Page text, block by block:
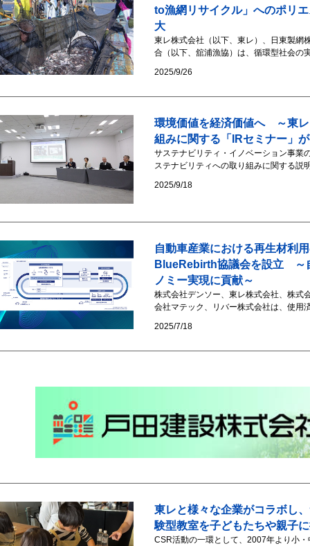
to漁網リサイクル」へのポリ
大
東レ株式会社（以下、東レ）、日東製網
合（以下、舘浦漁協）は、循環型社会
2025/9/26
環境価値を経済価値へ ～東
組みに関する「IRセミナー」
サステナビリティ・イノベーション事業
ステナビリティへの取り組みに関する
2025/9/18
自動車産業における再生材利
BlueRebirth協議会を設立 ～
ノミー実現に貢献～
株式会社デンソー、東レ株式会社、株式
会社マテック、リバー株式会社は、使
2025/7/18
東レと様々な企業がコラボし
験型教室を子どもたちや親子
CSR活動の一環として、2007年より小